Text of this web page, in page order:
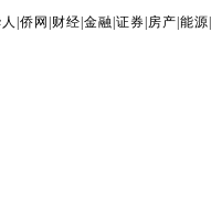
侨网 财经 金融 证券 房产 能源